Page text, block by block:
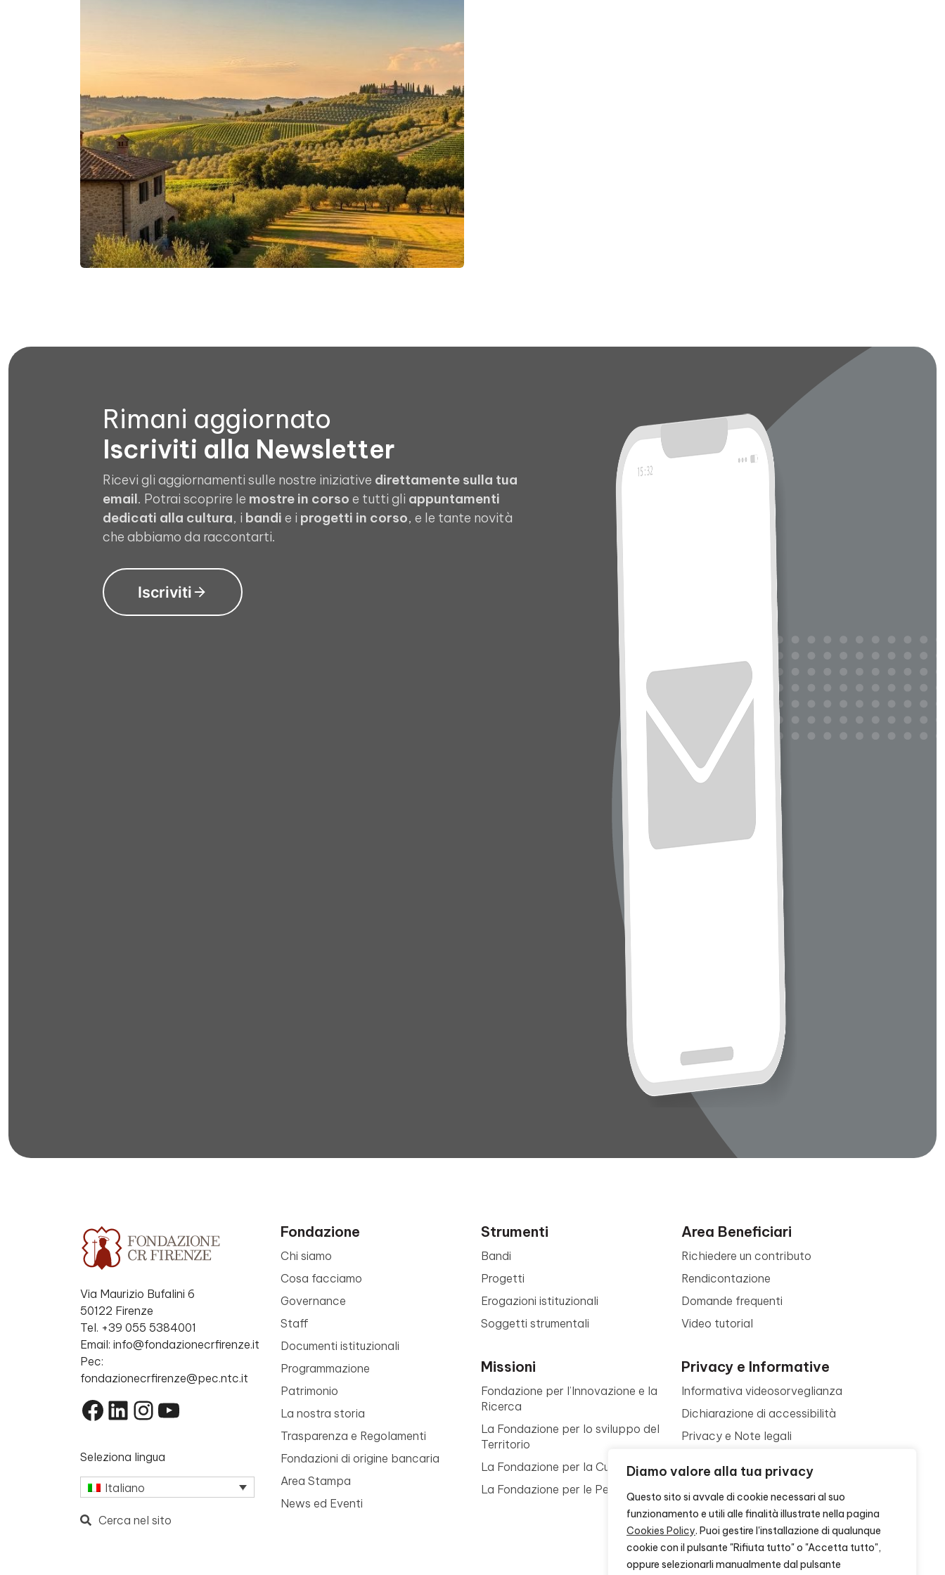
Diamo valore alla tua privacy
Questo sito si avvale di cookie necessari al suo
funzionamento e utili alle finalità illustrate nella pagina
Cookies Policy. Puoi gestire l'installazione di qualunque
cookie con il pulsante "Rifiuta tutto" o "Accetta tutto",
oppure selezionarli manualmente dal pulsante
Rimani aggiornato
Iscriviti alla Newsletter
Ricevi gli aggiornamenti sulle nostre iniziative direttamente sulla tua
email. Potrai scoprire le mostre in corso e tutti gli appuntamenti
dedicati alla cultura, i bandi e i progetti in corso, e le tante novità
che abbiamo da raccontarti.
Iscriviti
Via Maurizio Bufalini 6
50122 Firenze
Tel. +39 055 5384001
Email: info@fondazionecrfirenze.it
Pec:
fondazionecrfirenze@pec.ntc.it
Facebook
LinkedIn
Instagram
YouTube
Seleziona lingua
Italiano
Cerca nel sito
Fondazione
Chi siamo
Cosa facciamo
Governance
Staff
Documenti istituzionali
Programmazione
Patrimonio
La nostra storia
Trasparenza e Regolamenti
Fondazioni di origine bancaria
Area Stampa
News ed Eventi
Strumenti
Bandi
Progetti
Erogazioni istituzionali
Soggetti strumentali
Missioni
Fondazione per l’Innovazione e la
Ricerca
La Fondazione per lo sviluppo del
Territorio
La Fondazione per la Cultura
La Fondazione per le Persone
Area Beneficiari
Richiedere un contributo
Rendicontazione
Domande frequenti
Video tutorial
Privacy e Informative
Informativa videosorveglianza
Dichiarazione di accessibilità
Privacy e Note legali
Contattaci